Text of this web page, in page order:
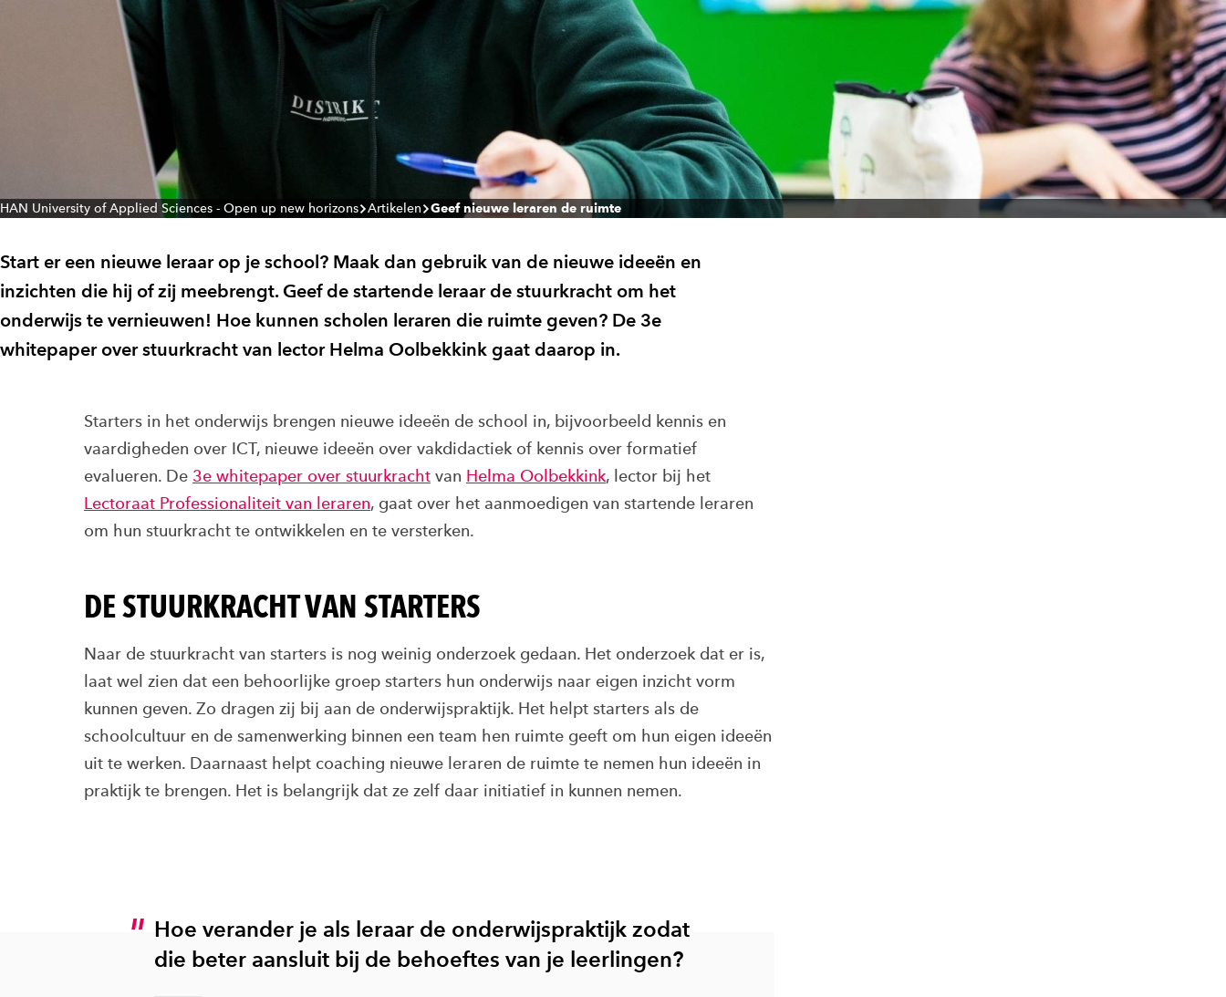
HAN University of Applied Sciences - Open up new horizons Artikelen Geef nieuwe leraren de ruimte
Start er een nieuwe leraar op je school? Maak dan gebruik van de nieuwe ideeën en
inzichten die hij of zij meebrengt. Geef de startende leraar de stuurkracht om het
onderwijs te vernieuwen! Hoe kunnen scholen leraren die ruimte geven? De 3e
whitepaper over stuurkracht van lector Helma Oolbekkink gaat daarop in.
Starters in het onderwijs brengen nieuwe ideeën de school in, bijvoorbeeld kennis en
vaardigheden over ICT, nieuwe ideeën over vakdidactiek of kennis over formatief
evalueren. De 3e whitepaper over stuurkracht van Helma Oolbekkink, lector bij het
Lectoraat Professionaliteit van leraren, gaat over het aanmoedigen van startende leraren
om hun stuurkracht te ontwikkelen en te versterken.
DE STUURKRACHT VAN STARTERS
Naar de stuurkracht van starters is nog weinig onderzoek gedaan. Het onderzoek dat er is,
laat wel zien dat een behoorlijke groep starters hun onderwijs naar eigen inzicht vorm
kunnen geven. Zo dragen zij bij aan de onderwijspraktijk. Het helpt starters als de
schoolcultuur en de samenwerking binnen een team hen ruimte geeft om hun eigen ideeën
uit te werken. Daarnaast helpt coaching nieuwe leraren de ruimte te nemen hun ideeën in
praktijk te brengen. Het is belangrijk dat ze zelf daar initiatief in kunnen nemen.
Hoe verander je als leraar de onderwijspraktijk zodat
die beter aansluit bij de behoeftes van je leerlingen?